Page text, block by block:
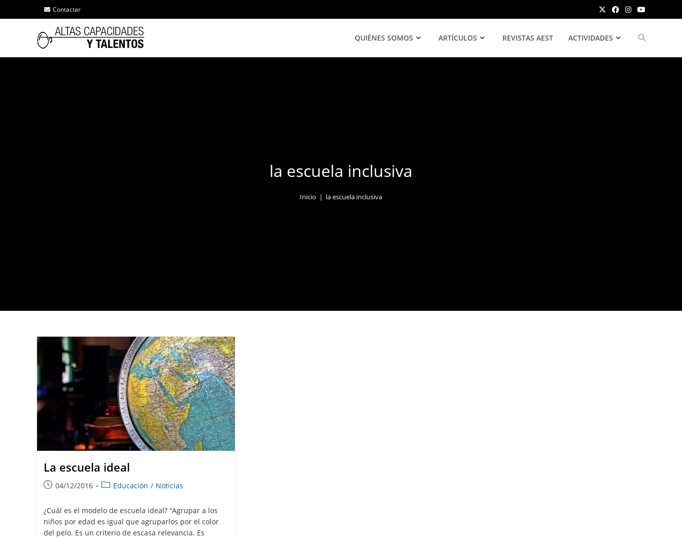
Contactar
QUIÉNES SOMOS ARTÍCULOS REVISTAS AEST ACTIVIDADES
la escuela inclusiva
Inicio | la escuela inclusiva
La escuela ideal
04/12/2016 Educación / Noticias
¿Cuál es el modelo de escuela ideal? “Agrupar a los
niños por edad es igual que agruparlos por el color
del pelo. Es un criterio de escasa relevancia. Es